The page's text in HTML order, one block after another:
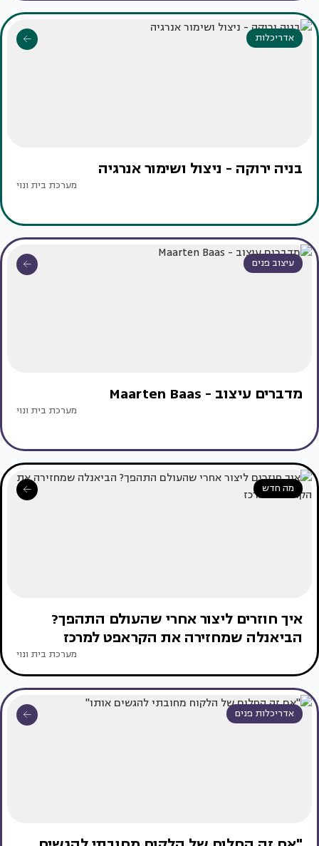
אדריכלות
בניה ירוקה - ניצול ושימור אנרגיה
מערכת בית ונוי
עיצוב פנים
מדברים עיצוב - Maarten Baas
מערכת בית ונוי
מה חדש
איך חוזרים ליצור אחרי שהעולם התהפך?
הביאנלה שמחזירה את הקראפט למרכז
מערכת בית ונוי
אדריכלות פנים